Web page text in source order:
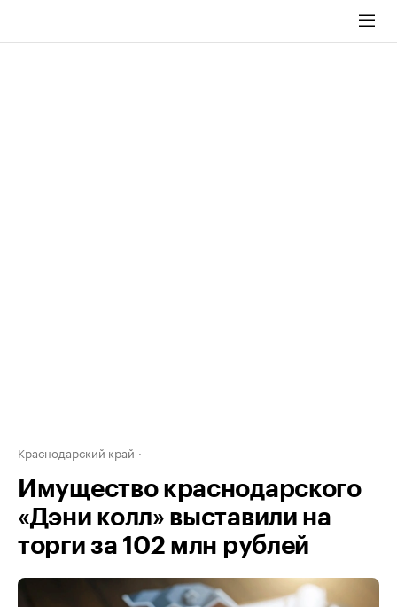
Краснодарский край
Имущество краснодарского
«Дэни колл» выставили на
торги за 102 млн рублей